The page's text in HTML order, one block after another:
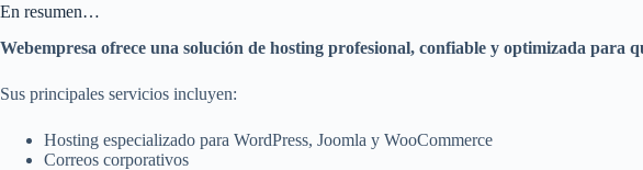
En resumen…
Webempresa ofrece una solución de hosting profesional, confiable y optimizada para
Sus principales servicios incluyen:
Hosting especializado para WordPress, Joomla y WooCommerce
Correos corporativos